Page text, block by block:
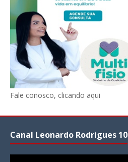
Fale conosco, clicando aqui
Canal Leonardo Rodrigues 10